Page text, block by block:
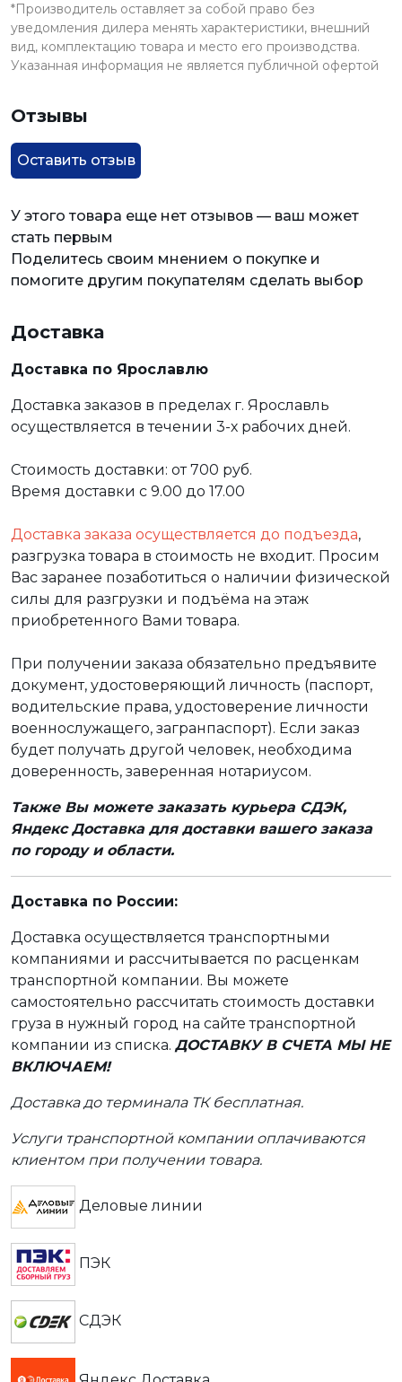
*Производитель оставляет за собой право без
уведомления дилера менять характеристики, внешний
вид, комплектацию товара и место его производства.
Указанная информация не является публичной офертой
Отзывы
Оставить отзыв
У этого товара еще нет отзывов — ваш может
стать первым
Поделитесь своим мнением о покупке и
помогите другим покупателям сделать выбор
Доставка
Доставка по Ярославлю
Доставка заказов в пределах г. Ярославль
осуществляется в течении 3-х рабочих дней.
Стоимость доставки: от 700 руб.
Время доставки с 9.00 до 17.00
Доставка заказа осуществляется до подъезда,
разгрузка товара в стоимость не входит. Просим
Вас заранее позаботиться о наличии физической
силы для разгрузки и подъёма на этаж
приобретенного Вами товара.
При получении заказа обязательно предъявите
документ, удостоверяющий личность (паспорт,
водительские права, удостоверение личности
военнослужащего, загранпаспорт). Если заказ
будет получать другой человек, необходима
доверенность, заверенная нотариусом.
Также Вы можете заказать курьера СДЭК,
Яндекс Доставка для доставки вашего заказа
по городу и области.
Доставка по России:
Доставка осуществляется транспортными
компаниями и рассчитывается по расценкам
транспортной компании. Вы можете
самостоятельно рассчитать стоимость доставки
груза в нужный город на сайте транспортной
компании из списка. ДОСТАВКУ В СЧЕТА МЫ НЕ
ВКЛЮЧАЕМ!
Доставка до терминала ТК бесплатная.
Услуги транспортной компании оплачиваются
клиентом при получении товара.
Деловые линии
ПЭК
СДЭК